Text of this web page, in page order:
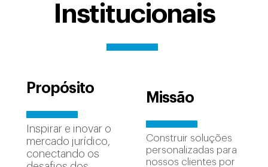
Institucionais
Propósito
Inspirar e inovar o
mercado jurídico,
conectando os
Missão
Construir soluções
personalizadas para
nossos clientes por